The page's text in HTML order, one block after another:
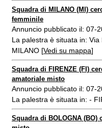
Squadra di MILANO (MI)
femminile
Annuncio pubblicato il: 07-
La palestra è situata in:
MILANO [Vedi su mappa]
Squadra di FIRENZE (FI)
amatoriale misto
Annuncio pubblicato il: 07-
La palestra è situata in: -
Squadra di BOLOGNA